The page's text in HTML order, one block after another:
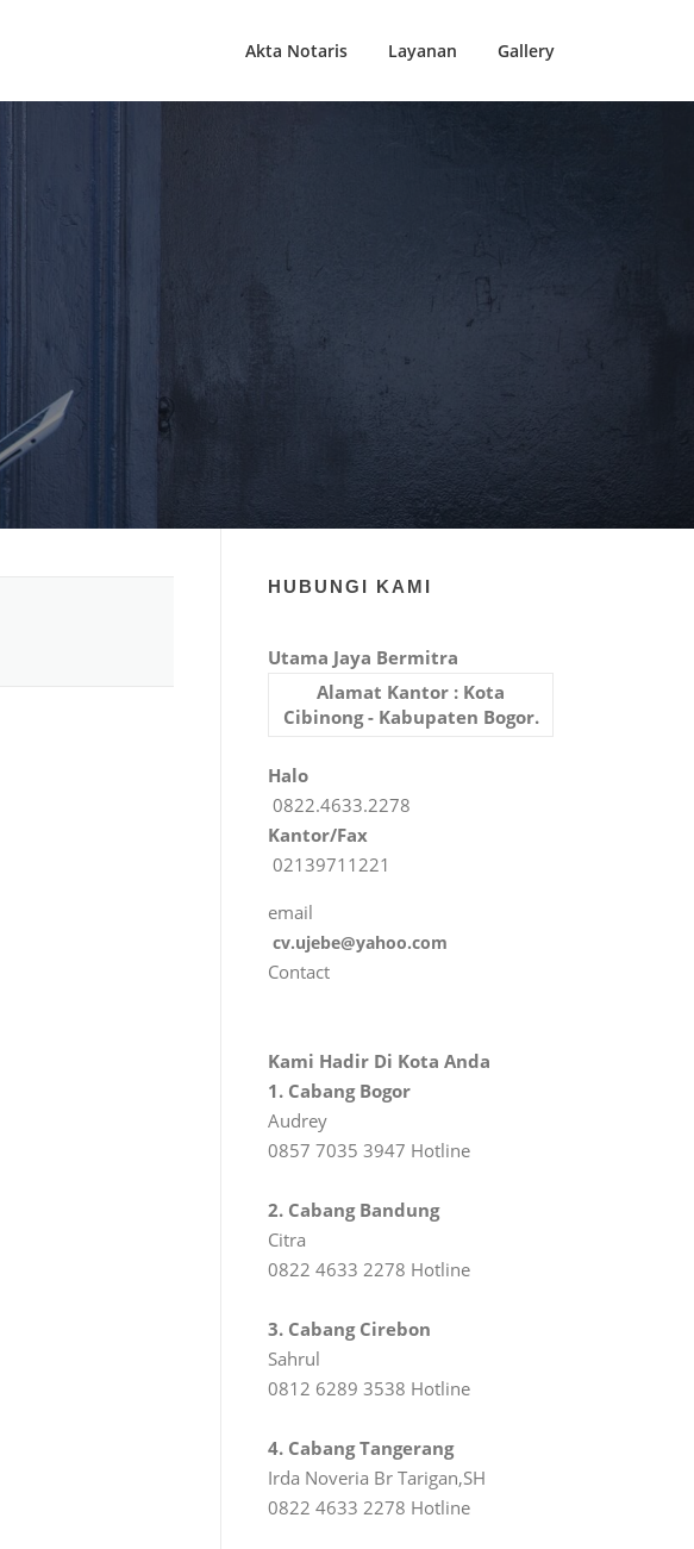
Akta Notaris Layanan Gallery
HUBUNGI KAMI
Utama Jaya Bermitra
Alamat Kantor : Kota
Cibinong - Kabupaten Bogor.
Halo
0822.4633.2278
Kantor/Fax
02139711221
email
cv.ujebe@yahoo.com
Contact
Kami Hadir Di Kota Anda
1. Cabang Bogor
Audrey
0857 7035 3947 Hotline
2. Cabang Bandung
Citra
0822 4633 2278 Hotline
3. Cabang Cirebon
Sahrul
0812 6289 3538 Hotline
4. Cabang Tangerang
Irda Noveria Br Tarigan,SH
0822 4633 2278 Hotline